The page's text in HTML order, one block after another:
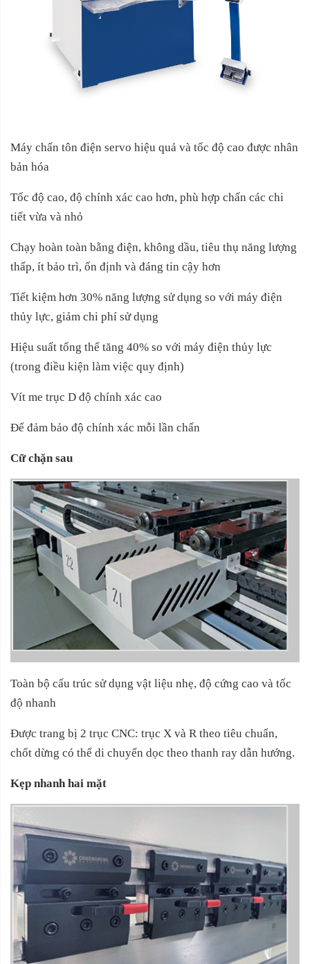
Máy chấn tôn điện servo hiệu quả và tốc độ cao được nhân
bản hóa
Tốc độ cao, độ chính xác cao hơn, phù hợp chấn các chi
tiết vừa và nhỏ
Chạy hoàn toàn bằng điện, không dầu, tiêu thụ năng lượng
thấp, ít bảo trì, ổn định và đáng tin cậy hơn
Tiết kiệm hơn 30% năng lượng sử dụng so với máy điện
thủy lực, giảm chi phí sử dụng
Hiệu suất tổng thể tăng 40% so với máy điện thủy lực
(trong điều kiện làm việc quy định)
Vít me trục D độ chính xác cao
Để đảm bảo độ chính xác mỗi lần chấn
Cữ chặn sau
Toàn bộ cấu trúc sử dụng vật liệu nhẹ, độ cứng cao và tốc
độ nhanh
Được trang bị 2 trục CNC: trục X và R theo tiêu chuẩn,
chốt dừng có thể di chuyển dọc theo thanh ray dẫn hướng.
Kẹp nhanh hai mặt